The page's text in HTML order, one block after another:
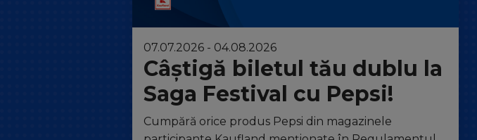
07.07.2026 - 04.08.2026
Câștigă biletul tău dublu la
Saga Festival cu Pepsi!
Cumpără orice produs Pepsi din magazinele